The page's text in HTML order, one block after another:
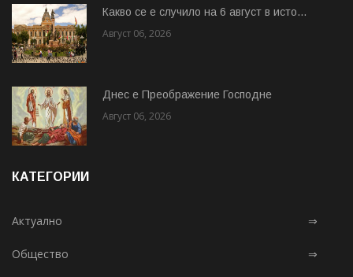
Какво се е случило на 6 август в исто...
Август 06, 2026
Днес е Преображение Господне
Август 06, 2026
КАТЕГОРИИ
Актуално ⇒
Общество ⇒